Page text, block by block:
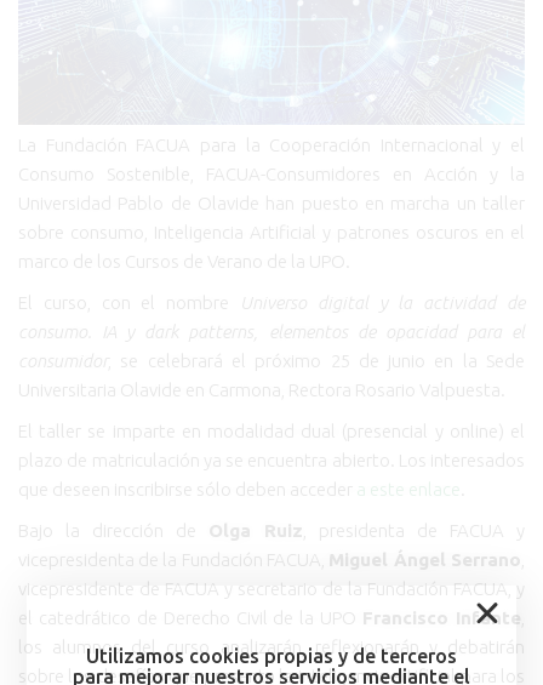
La Fundación FACUA para la Cooperación Internacional y el
Consumo Sostenible, FACUA-Consumidores en Acción y la
Universidad Pablo de Olavide han puesto en marcha un taller
sobre consumo, Inteligencia Artificial y patrones oscuros en el
marco de los Cursos de Verano de la UPO.
El curso, con el nombre
Universo digital y la actividad de
consumo. IA y dark patterns, elementos de opacidad para el
consumidor
, se celebrará el próximo 25 de junio en la Sede
Universitaria Olavide en Carmona, Rectora Rosario Valpuesta.
El taller se imparte en modalidad dual (presencial y online) el
plazo de matriculación ya se encuentra abierto. Los interesados
que deseen inscribirse sólo deben acceder a este enlace
Bajo la dirección de Olga Ruiz , presidenta de FACUA y
vicepresidenta de la Fundación FACUA, Miguel Ángel Serrano
vicepresidente de FACUA y secretario de la Fundación FACUA, y
el catedrático de Derecho Civil de la UPO Francisco Infante
los alumnos del curso analizarán, reflexionarán y debatirán
sobre los desafíos que presenta la inteligencia artificial para los
Utilizamos cookies propias y de terceros
para mejorar nuestros servicios mediante el